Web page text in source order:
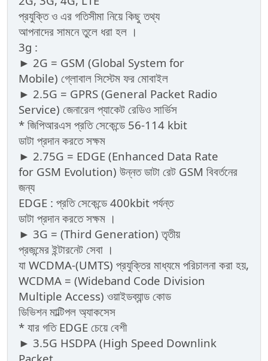
প্রযুক্তি ও এর গতিসীমা নিয়ে কিছু তথ্য
আপনাদের সামনে তুলে ধরা হল ।
3g :
► 2G = GSM (Global System for
Mobile) গ্লোবাল সিস্টেম ফর মোবাইল
► 2.5G = GPRS (General Packet Radio
Service) জেনারেল প্যাকেট রেডিও সার্ভিস
* জিপিআরএস প্রতি সেকেন্ডে 56-114 kbit
ডাটা প্রদান করতে সক্ষম
► 2.75G = EDGE (Enhanced Data Rate
for GSM Evolution) উন্নত ডাটা রেট GSM বিবর্তনের
জন্য
EDGE : প্রতি সেকেন্ডে 400kbit পর্যন্ত
ডাটা প্রদান করতে সক্ষম ।
► 3G = (Third Generation) তৃতীয়
প্রজন্মের ইন্টারনেট সেবা ।
যা WCDMA-(UMTS) প্রযুক্তির মাধ্যমে পরিচালনা করা হয়,
WCDMA = (Wideband Code Division
Multiple Access) ওয়াইডব্যান্ড কোড
ডিভিশন মাল্টিপল অ্যাকসেস
* যার গতি EDGE চেয়ে বেশী
► 3.5G HSDPA (High Speed Downlink